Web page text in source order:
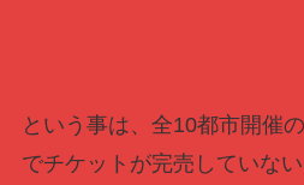
という事は、全10都市開催
でチケットが完売していな